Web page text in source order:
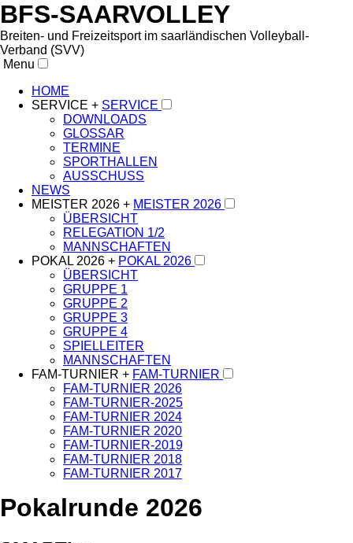
BFS-SAARVOLLEY
Breiten- und Freizeitsport im saarländischen Volleyball-
Verband (SVV)
Menu
HOME
SERVICE + SERVICE
DOWNLOADS
GLOSSAR
TERMINE
SPORTHALLEN
AUSSCHUSS
NEWS
MEISTER 2026 + MEISTER 2026
ÜBERSICHT
RELEGATION 1/2
MANNSCHAFTEN
POKAL 2026 + POKAL 2026
ÜBERSICHT
GRUPPE 1
GRUPPE 2
GRUPPE 3
GRUPPE 4
SPIELLEITER
MANNSCHAFTEN
FAM-TURNIER + FAM-TURNIER
FAM-TURNIER 2026
FAM-TURNIER-2025
FAM-TURNIER 2024
FAM-TURNIER 2020
FAM-TURNIER-2019
FAM-TURNIER 2018
FAM-TURNIER 2017
Pokalrunde 2026